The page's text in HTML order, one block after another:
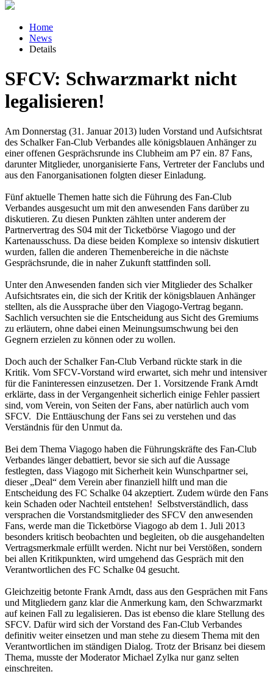
Home
News
Details
SFCV: Schwarzmarkt nicht
legalisieren!
Am Donnerstag (31. Januar 2013) luden Vorstand und Aufsichtsrat
des Schalker Fan-Club Verbandes alle königsblauen Anhänger zu
einer offenen Gesprächsrunde ins Clubheim am P7 ein. 87 Fans,
darunter Mitglieder, unorganisierte Fans, Vertreter der Fanclubs und
aus den Fanorganisationen folgten dieser Einladung.
Fünf aktuelle Themen hatte sich die Führung des Fan-Club
Verbandes ausgesucht um mit den anwesenden Fans darüber zu
diskutieren. Zu diesen Punkten zählten unter anderem der
Partnervertrag des S04 mit der Ticketbörse Viagogo und der
Kartenausschuss. Da diese beiden Komplexe so intensiv diskutiert
wurden, fallen die anderen Themenbereiche in die nächste
Gesprächsrunde, die in naher Zukunft stattfinden soll.
Unter den Anwesenden fanden sich vier Mitglieder des Schalker
Aufsichtsrates ein, die sich der Kritik der königsblauen Anhänger
stellten, als die Aussprache über den Viagogo-Vertrag begann.
Sachlich versuchten sie die Entscheidung aus Sicht des Gremiums
zu erläutern, ohne dabei einen Meinungsumschwung bei den
Gegnern erzielen zu können oder zu wollen.
Doch auch der Schalker Fan-Club Verband rückte stark in die
Kritik. Vom SFCV-Vorstand wird erwartet, sich mehr und intensiver
für die Faninteressen einzusetzen. Der 1. Vorsitzende Frank Arndt
erklärte, dass in der Vergangenheit sicherlich einige Fehler passiert
sind, vom Verein, von Seiten der Fans, aber natürlich auch vom
SFCV. Die Enttäuschung der Fans sei zu verstehen und das
Verständnis für den Unmut da.
Bei dem Thema Viagogo haben die Führungskräfte des Fan-Club
Verbandes länger debattiert, bevor sie sich auf die Aussage
festlegten, dass Viagogo mit Sicherheit kein Wunschpartner sei,
dieser „Deal“ dem Verein aber finanziell hilft und man die
Entscheidung des FC Schalke 04 akzeptiert. Zudem würde den Fans
kein Schaden oder Nachteil entstehen! Selbstverständlich, dass
versprachen die Vorstandsmitglieder des SFCV den anwesenden
Fans, werde man die Ticketbörse Viagogo ab dem 1. Juli 2013
besonders kritisch beobachten und begleiten, ob die ausgehandelten
Vertragsmerkmale erfüllt werden. Nicht nur bei Verstößen, sondern
bei allen Kritikpunkten, wird umgehend das Gespräch mit den
Verantwortlichen des FC Schalke 04 gesucht.
Gleichzeitig betonte Frank Arndt, dass aus den Gesprächen mit Fans
und Mitgliedern ganz klar die Anmerkung kam, den Schwarzmarkt
auf keinen Fall zu legalisieren. Das ist ebenso die klare Stellung des
SFCV. Dafür wird sich der Vorstand des Fan-Club Verbandes
definitiv weiter einsetzen und man stehe zu diesem Thema mit den
Verantwortlichen im ständigen Dialog. Trotz der Brisanz bei diesem
Thema, musste der Moderator Michael Zylka nur ganz selten
einschreiten.